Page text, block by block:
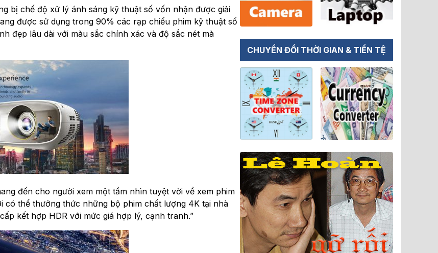
bị chế độ xử lý ánh sáng kỹ thuật số vốn nhận được giải
được sử dụng trong 90% các rạp chiếu phim kỹ thuật số
đẹp lâu dài với màu sắc chính xác và độ sắc nét mà
đến cho người xem một tầm nhìn tuyệt vời về xem phim
có thể thưởng thức những bộ phim chất lượng 4K tại nhà
kết hợp HDR với mức giá hợp lý, cạnh tranh.”
CHUYỂN ĐỔI THỜI GIAN & TIỀN TỆ